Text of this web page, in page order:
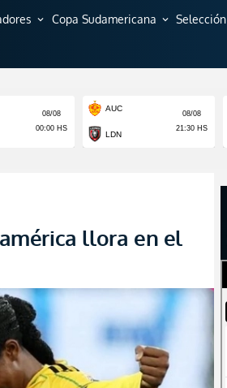
expand_more Copa Sudamericana expand_more Selección
llora en el